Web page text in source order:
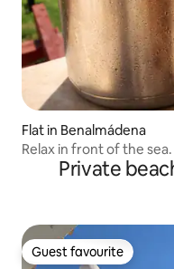
Flat in Benalmádena
Relax in front of the sea.
Private
Guest favourite
Guest favourite